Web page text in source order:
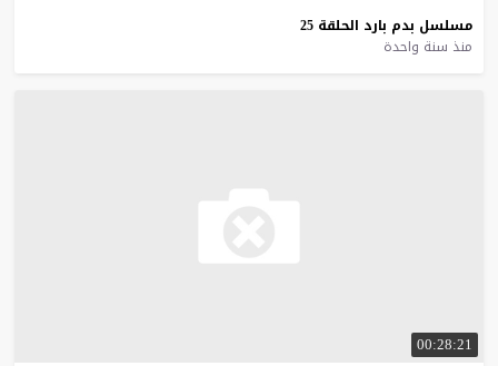
مسلسل بدم بارد الحلقة 25
منذ سنة واحدة
00:28:21